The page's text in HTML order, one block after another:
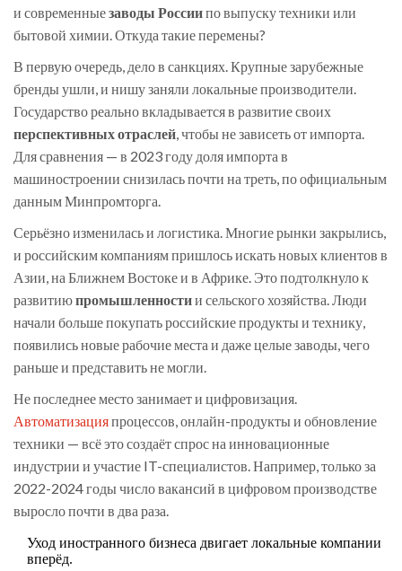
и современныезаводы Россиипо выпуску техники или
бытовой химии. Откуда такие перемены?
В первую очередь, дело в санкциях. Крупные зарубежные
бренды ушли, и нишу заняли локальные производители.
Государство реально вкладывается в развитие своих
перспективных отраслей, чтобы не зависеть от импорта.
Для сравнения — в 2023 году доля импорта в
машиностроении снизилась почти на треть, по официальным
данным Минпромторга.
Серьёзно изменилась и логистика. Многие рынки закрылись,
и российским компаниям пришлось искать новых клиентов в
Азии, на Ближнем Востоке и в Африке. Это подтолкнуло к
развитиюпромышленностии сельского хозяйства. Люди
начали больше покупать российские продукты и технику,
появились новые рабочие места и даже целые заводы, чего
раньше и представить не могли.
Не последнее место занимает и цифровизация.
Автоматизацияпроцессов, онлайн-продукты и обновление
техники — всё это создаёт спрос на инновационные
индустрии и участие IT-специалистов. Например, только за
2022-2024 годы число вакансий в цифровом производстве
выросло почти в два раза.
Уход иностранного бизнеса двигает локальные компании
вперёд.